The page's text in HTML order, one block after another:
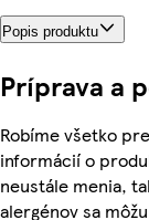
Popis produktu
Príprava a
Robíme všetko
informácií o
neustále menia,
alergénov sa